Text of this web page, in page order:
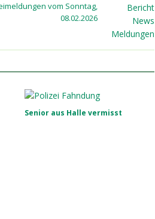
vom Sonntag,
08.02.2026
Senior aus Halle vermisst